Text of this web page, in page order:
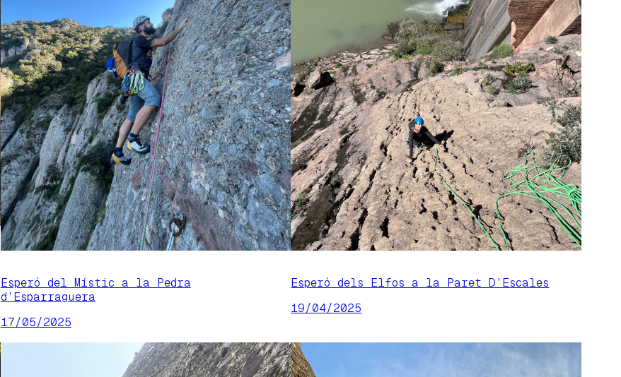
Esperó del Místic a la Pedra
d’Esparraguera
17/05/2025
Esperó dels Elfos a la Paret D’Escales
19/04/2025